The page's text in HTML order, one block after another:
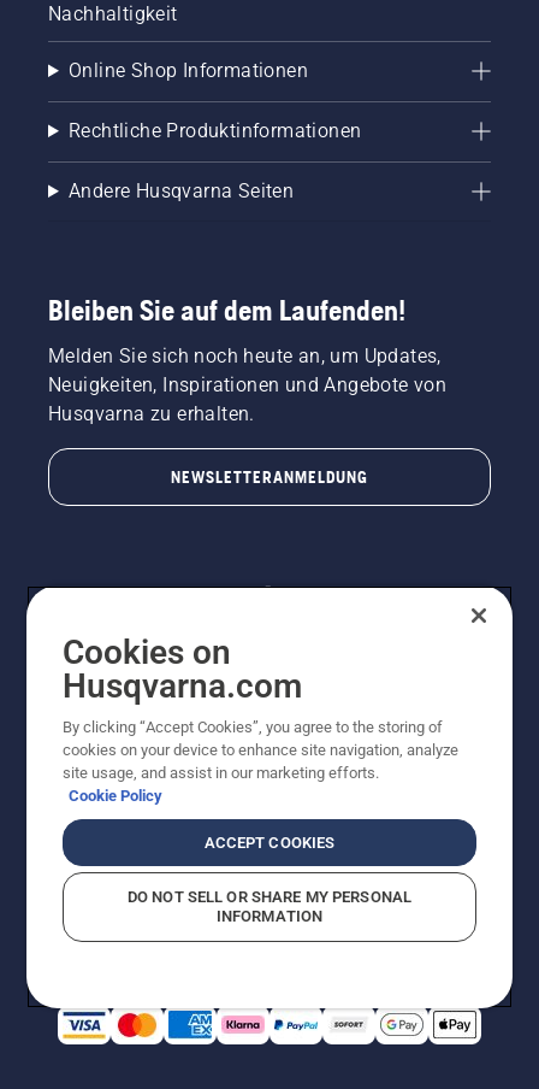
Nachhaltigkeit
Online Shop Informationen
Rechtliche Produktinformationen
Andere Husqvarna Seiten
Bleiben Sie auf dem Laufenden!
Melden Sie sich noch heute an, um Updates,
Neuigkeiten, Inspirationen und Angebote von
Husqvarna zu erhalten.
NEWSLETTERANMELDUNG
© Husqvarna AB (publ). Alle Rechte vorbehalten.
Preisänderungen, Irrtümer, Text- und Satzfehler sind
vorbehalten. Bei den Preisangaben handelt es sich um
unverbindliche Preisempfehlungen in Euro inkl. der
unverbindliche Preisempfehlungen (inkl. MwSt), es sei
denn sie sind für den direkten Kauf verfügbar.
Cookie-RichtlinieNutzungsbedingungenAGBs
ImpressumVermutete Verstöße melden
Cookies on
Husqvarna.com
By clicking “Accept Cookies”, you agree to the storing of
cookies on your device to enhance site navigation, analyze
site usage, and assist in our marketing efforts.
Cookie Policy
ACCEPT COOKIES
DO NOT SELL OR SHARE MY PERSONAL
INFORMATION